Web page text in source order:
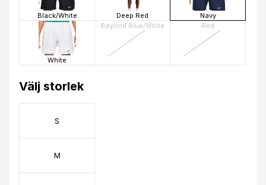
Black/White Deep Red Navy
White
Beyond Blue/White Red
Välj storlek
S
M